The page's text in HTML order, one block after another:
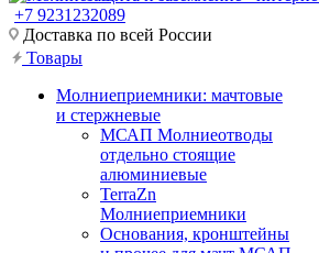
+7 9231232089
Доставка по всей России
Товары
Молниеприемники: мачтовые
и стержневые
МСАП Молниеотводы
отдельно стоящие
алюминиевые
TerraZn
Молниеприемники
Основания, кронштейны